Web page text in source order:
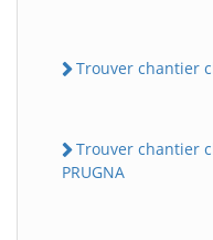
Trouver chantier
Trouver chantier
PRUGNA